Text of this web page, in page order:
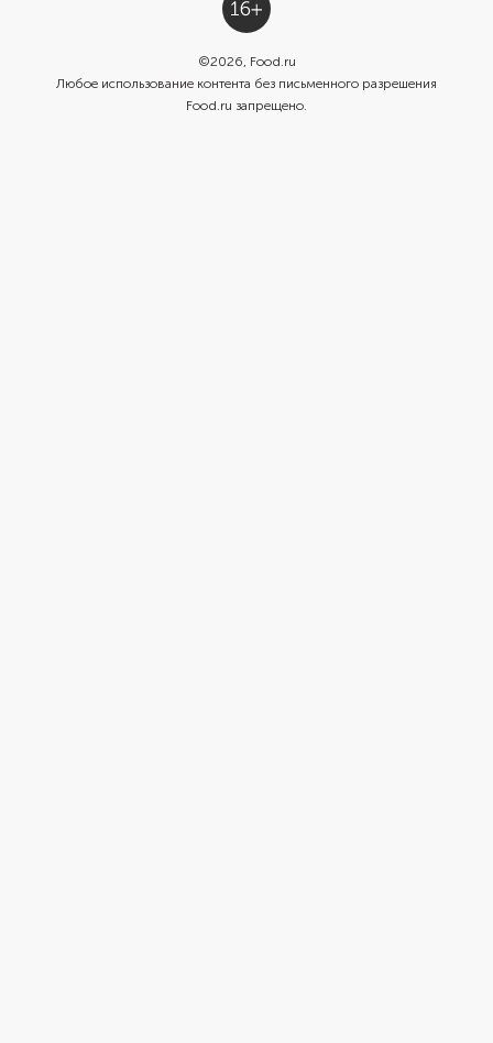
©2026, Food.ru
Любое использование контента без письменного разрешения
Food.ru запрещено.